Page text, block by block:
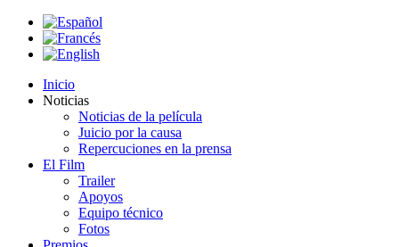
Inicio
Noticias
Noticias de la película
Juicio por la causa
Repercuciones en la prensa
El Film
Trailer
Apoyos
Equipo técnico
Fotos